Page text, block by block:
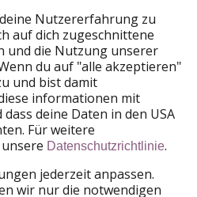
HolidayPirates Group
HolidayPirates
WakacyjniPiraci
Ferienpiraten
ViajerosPiratas
Nutzererfahrung zu
auf dich zugeschnittene
und die Nutzung unserer
du auf "alle akzeptieren"
und bist damit
informationen mit
deine Daten in den USA
Für weitere
Datenschutzrichtlinie.
jederzeit anpassen.
wir nur die notwendigen